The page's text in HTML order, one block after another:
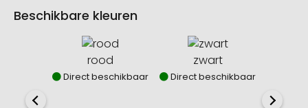
Beschikbare kleuren
rood
Direct beschikbaar
zwart
Direct beschikbaar